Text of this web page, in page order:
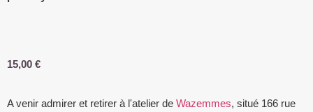
15,00 €
A venir admirer et retirer à l'atelier de Wazemmes, situé 166 rue